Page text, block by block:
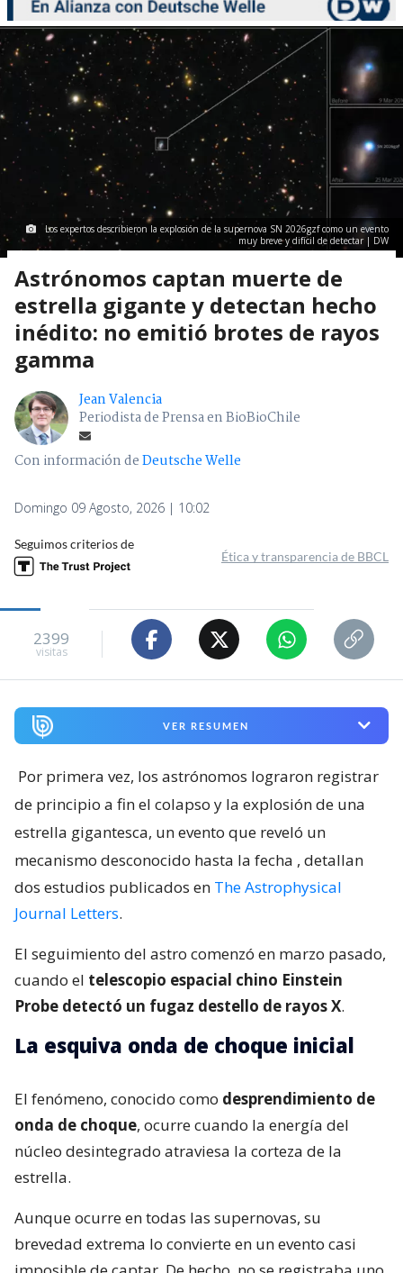
Los expertos describieron la explosión de la supernova SN 2026gzf como un evento
muy breve y difícil de detectar | DW
Astrónomos captan muerte de
estrella gigante y detectan hecho
inédito: no emitió brotes de rayos
gamma
Jean Valencia
Periodista de Prensa en BioBioChile
Con información deDeutsche Welle
Domingo 09 Agosto, 2026 | 10:02
Seguimos criterios de
Ética y transparencia de BBCL
2399
visitas
VER RESUMEN
Por primera vez, los astrónomos lograron registrar
de principio a fin el colapso y la explosión de una
estrella gigantesca, un evento que reveló un
mecanismo desconocido hasta la fecha , detallan
dos estudios publicados en The Astrophysical
Journal Letters.
El seguimiento del astro comenzó en marzo pasado,
cuando el telescopio espacial chino Einstein
Probe detectó un fugaz destello de rayos X.
La esquiva onda de choque inicial
El fenómeno, conocido como desprendimiento de
onda de choque, ocurre cuando la energía del
núcleo desintegrado atraviesa la corteza de la
estrella.
Aunque ocurre en todas las supernovas, su
brevedad extrema lo convierte en un evento casi